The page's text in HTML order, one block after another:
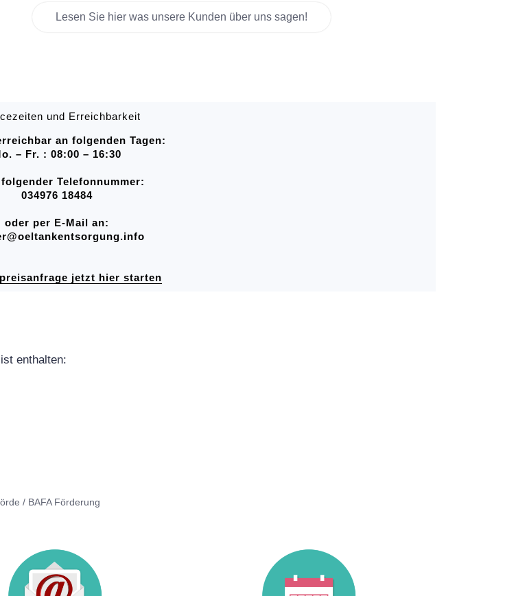
Lesen Sie hier was unsere Kunden über uns sagen!
und Erreichbarkeit
an folgenden Tagen:
– Fr. : 08:00 – 16:30
Telefonnummer:
034976 18484
oder per E-Mail an:
jetzt hier starten
enthalten:
/ BAFA Förderung